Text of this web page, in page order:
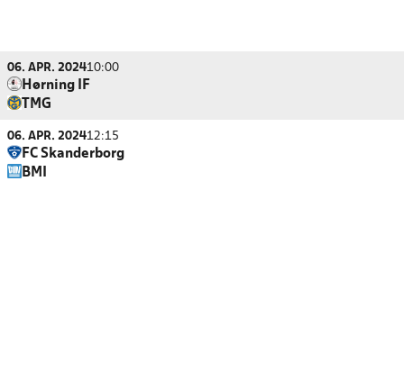
06. APR. 202410:00
Hørning IF
TMG
06. APR. 202412:15
FC Skanderborg
BMI